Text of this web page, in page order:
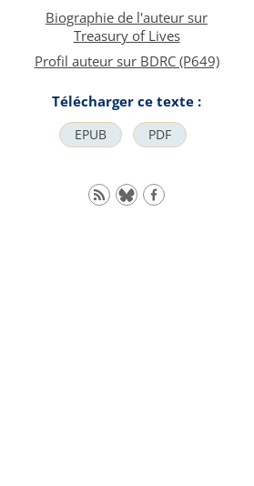
Biographie de l'auteur sur
Treasury of Lives
Profil auteur sur BDRC (P649)
Télécharger ce texte :
EPUB PDF